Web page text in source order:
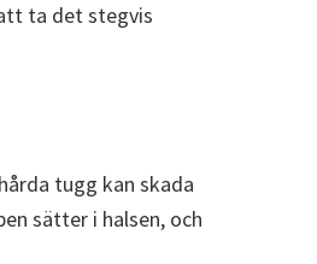
ta det stegvis
tugg kan skada
sätter i halsen, och